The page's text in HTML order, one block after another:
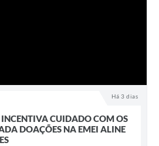
Há 3 dias
CUIDADO COM OS
DOAÇÕES NA EMEI ALINE